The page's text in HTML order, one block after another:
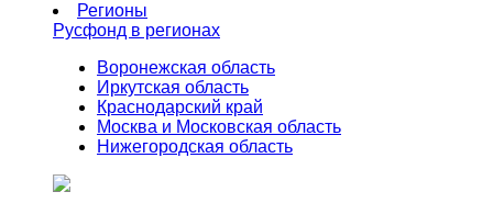
Регионы
Русфонд в регионах
Воронежская область
Иркутская область
Краснодарский край
Москва и Московская область
Нижегородская область